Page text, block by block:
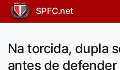
SPFC.net
Na torcida, dupla
antes de defender